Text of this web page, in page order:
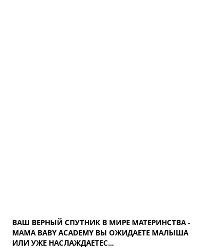
ВАШ ВЕРНЫЙ СПУТНИК В МИРЕ МАТЕРИНСТВА -
MAMA BABY ACADEMY ВЫ ОЖИДАЕТЕ МАЛЫША
ИЛИ УЖЕ НАСЛАЖДАЕТЕС...